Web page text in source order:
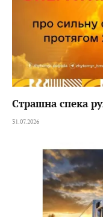
Страшна спека
31.07.2026